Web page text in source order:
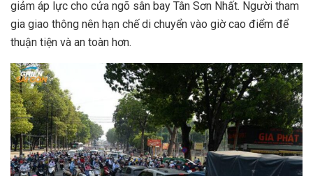
giảm áp lực cho cửa ngõ sân bay Tân Sơn Nhất. Người tham
gia giao thông nên hạn chế di chuyển vào giờ cao điểm để
thuận tiện và an toàn hơn.